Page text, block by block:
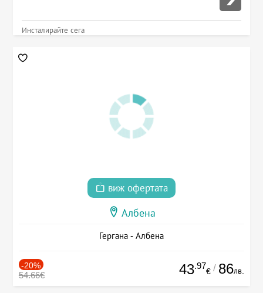
Инсталирайте сега
виж офертата
Албена
Гергана - Албена
-20%
54.66€ 43.97
€ / 86лв.